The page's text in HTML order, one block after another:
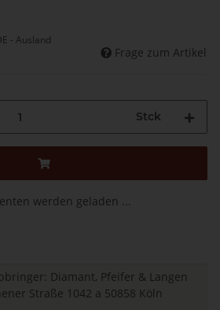
- Ausland
Frage zum Artikel
Stck
werden geladen ...
Diamant, Pfeifer & Langen
Straße 1042 a 50858 Köln